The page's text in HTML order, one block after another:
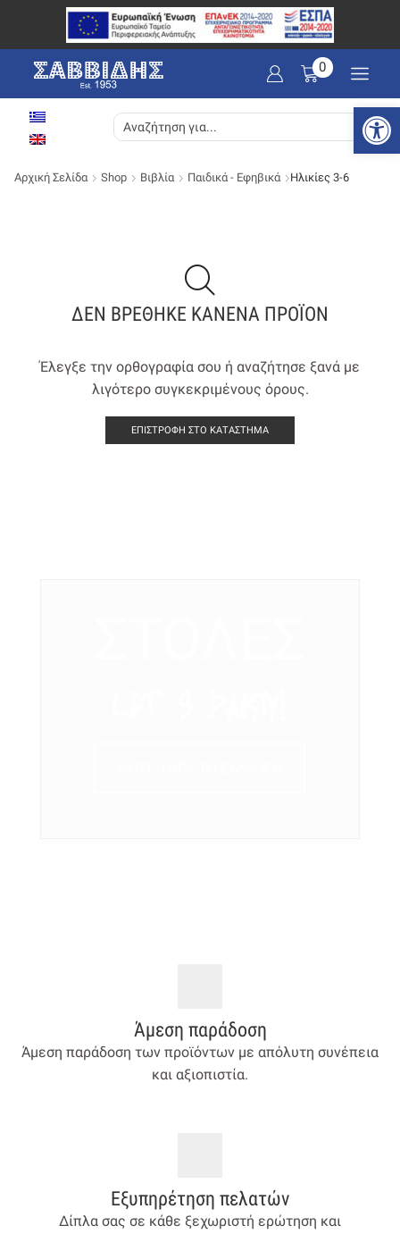
0
Αρχική Σελίδα Shop Βιβλία Παιδικά - Εφηβικά Ηλικίες 3-6
ΔΕΝ ΒΡΈΘΗΚΕ ΚΑΝΈΝΑ ΠΡΟΪΌΝ
Έλεγξε την ορθογραφία σου ή αναζήτησε ξανά με
λιγότερο συγκεκριμένους όρους.
ΕΠΙΣΤΡΟΦΉ ΣΤΟ ΚΑΤΆΣΤΗΜΑ
Άμεση παράδοση
Άμεση παράδοση των προϊόντων με απόλυτη συνέπεια
και αξιοπιστία.
Εξυπηρέτηση πελατών
Δίπλα σας σε κάθε ξεχωριστή ερώτηση και